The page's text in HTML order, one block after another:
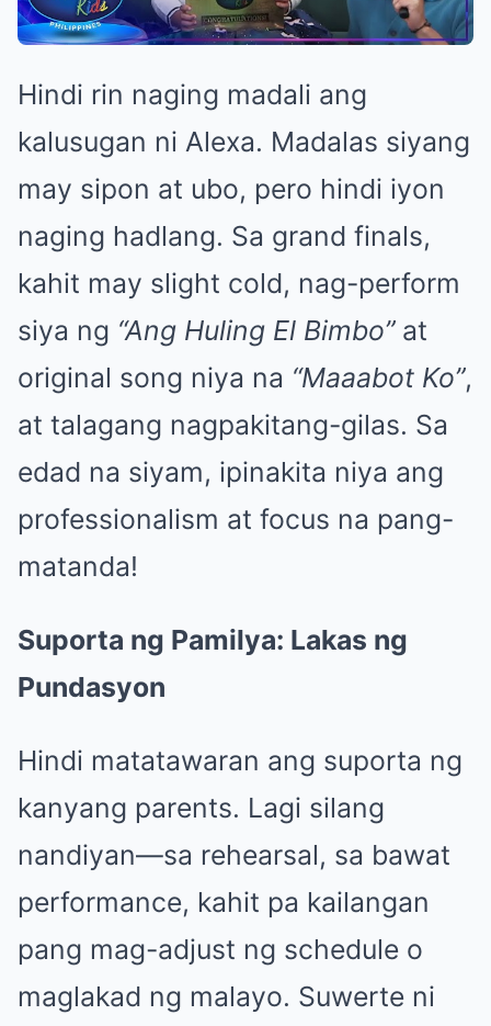
Hindi rin naging madali ang
kalusugan ni Alexa. Madalas siyang
may sipon at ubo, pero hindi iyon
naging hadlang. Sa grand finals,
kahit may slight cold, nag-perform
siya ng “Ang Huling El Bimbo”at
original song niya na “Maaabot Ko”,
at talagang nagpakitang-gilas. Sa
edad na siyam, ipinakita niya ang
professionalism at focus na pang-
matanda!
Suporta ng Pamilya: Lakas ng
Pundasyon
Hindi matatawaran ang suporta ng
kanyang parents. Lagi silang
nandiyan—sa rehearsal, sa bawat
performance, kahit pa kailangan
pang mag-adjust ng schedule o
maglakad ng malayo. Suwerte ni